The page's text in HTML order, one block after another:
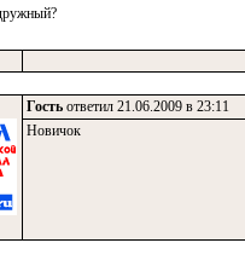
Гость ответил 21.06.2009 в 23:11
Новичок